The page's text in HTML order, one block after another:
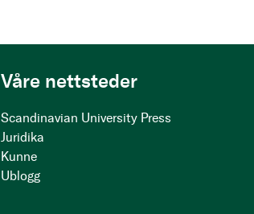
Våre nettsteder
Scandinavian University Press
Juridika
Kunne
Ublogg